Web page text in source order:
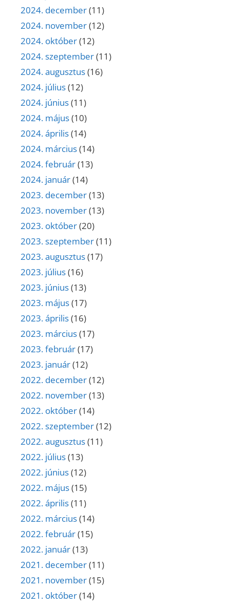
2024. december(11)
2024. november(12)
2024. október(12)
2024. szeptember(11)
2024. augusztus(16)
2024. július(12)
2024. június(11)
2024. május(10)
2024. április(14)
2024. március(14)
2024. február(13)
2024. január(14)
2023. december(13)
2023. november(13)
2023. október(20)
2023. szeptember(11)
2023. augusztus(17)
2023. július(16)
2023. június(13)
2023. május(17)
2023. április(16)
2023. március(17)
2023. február(17)
2023. január(12)
2022. december(12)
2022. november(13)
2022. október(14)
2022. szeptember(12)
2022. augusztus(11)
2022. július(13)
2022. június(12)
2022. május(15)
2022. április(11)
2022. március(14)
2022. február(15)
2022. január(13)
2021. december(11)
2021. november(15)
2021. október(14)